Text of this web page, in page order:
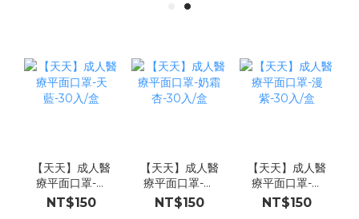
【天天】成人醫
療平面口罩-天
藍-30入/盒
NT$150
【天天】成人醫
療平面口罩-奶
霜杏-30入/盒
NT$150
【天天】成人醫
療平面口罩-漫
紫-30入/盒
NT$150